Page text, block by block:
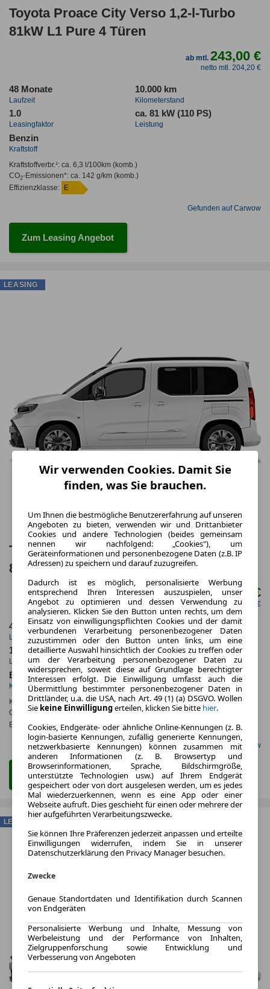
Toyota Proace City Verso 1,2-l-Turbo
81kW L1 Pure 4 Türen
ab mtl.243,00 €
netto mtl. 204,20 €
48 Monate
Laufzeit
10.000 km
Kilometerstand
1.0
Leasingfaktor
ca. 81 kW (110 PS)
Leistung
Benzin
Kraftstoff
Kraftstoffverbr.¹: ca. 6,3 l/100km(komb.)
CO2-Emissionen*: ca. 142 g/km(komb.)
Effizienzklasse:
E
Gefunden auf Carwow
Zum Leasing Angebot
Toyota Proace City Verso 1,2-l-Turbo
81kW L1 Pure 4 Türen
ab mtl.246,00 €
netto mtl. 206,72 €
48 Monate
Laufzeit
10.000 km
Kilometerstand
1.01
Leasingfaktor
ca. 81 kW (110 PS)
Leistung
Benzin
Kraftstoff
Kraftstoffverbr.¹: ca. 6,3 l/100km(komb.)
CO
-Emissionen*:ca. 142 g/km(komb.)
Effizienzklasse: E
Gefunden auf Carwow
Zum Leasing Angebot
LEASING
LEASING
Wir verwenden Cookies. Damit Sie
finden, was Sie brauchen.
Um Ihnen die bestmögliche Benutzererfahrung auf unseren
Angeboten zu bieten, verwenden wir und Drittanbieter
Cookies und andere Technologien (beides gemeinsam
nennen wir nachfolgend: „Cookies"), um
Geräteinformationen und personenbezogene Daten (z.B. IP
Adressen) zu speichern und darauf zuzugreifen.
Dadurch ist es möglich, personalisierte Werbung
entsprechend Ihren Interessen auszuspielen, unser
Angebot zu optimieren und dessen Verwendung zu
analysieren. Klicken Sie den Button unten rechts, um dem
Einsatz von einwilligungspflichten Cookies und der damit
verbundenen Verarbeitung personenbezogener Daten
zuzustimmen oder den Button unten links, um eine
detaillierte Auswahl hinsichtlich der Cookies zu treffen oder
um der Verarbeitung personenbezogener Daten zu
widersprechen, soweit diese auf Grundlage berechtigter
Interessen erfolgt. Die Einwilligung umfasst auch die
Übermittlung bestimmter personenbezogener Daten in
Drittländer, u.a. die USA, nach Art. 49 (1) (a) DSGVO. Wollen
Sie keine Einwilligungerteilen, klicken Sie bitte hier.
Cookies, Endgeräte- oder ähnliche Online-Kennungen (z. B.
login-basierte Kennungen, zufällig generierte Kennungen,
netzwerkbasierte Kennungen) können zusammen mit
anderen Informationen (z. B. Browsertyp und
Browserinformationen, Sprache, Bildschirmgröße,
unterstützte Technologien usw.) auf Ihrem Endgerät
gespeichert oder von dort ausgelesen werden, um es jedes
Mal wiederzuerkennen, wenn es eine App oder einer
Webseite aufruft. Dies geschieht für einen oder mehrere der
hier aufgeführten Verarbeitungszwecke.
Sie können Ihre Präferenzen jederzeit anpassen und erteilte
Einwilligungen widerrufen, indem Sie in unserer
Datenschutzerklärung den Privacy Manager besuchen.
Zwecke
Genaue Standortdaten und Identifikation durch Scannen
von Endgeräten
Personalisierte Werbung und Inhalte, Messung von
Werbeleistung und der Performance von Inhalten,
Zielgruppenforschung sowie Entwicklung und
Verbesserung von Angeboten